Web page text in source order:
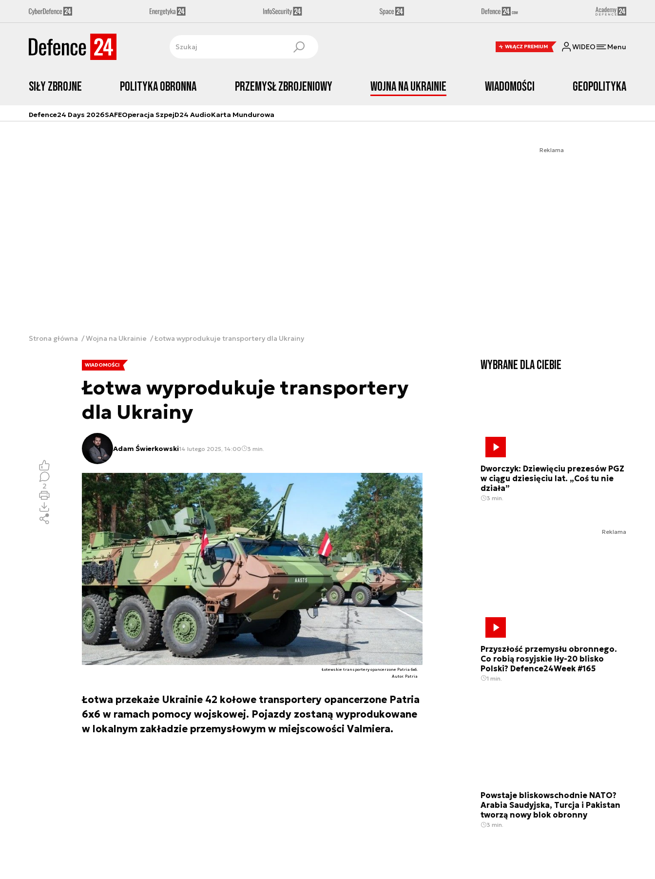
WŁĄCZ PREMIUM WIDEO Menu
Siły zbrojne Polityka obronna Przemysł Zbrojeniowy Wojna na Ukrainie Wiadomości Geopolityka
Defence24 Days 2026SAFEOperacja SzpejD24 AudioKarta Mundurowa
Reklama
Strona główna Wojna na Ukrainie Łotwa wyprodukuje transportery dla Ukrainy
WIADOMOŚCI
Łotwa wyprodukuje transportery
dla Ukrainy
Adam Świerkowski14 lutego 2025, 14:00 3 min.
Łotewskie transportery opancerzone Patria 6x6.
Autor. Patria
Łotwa przekaże Ukrainie 42 kołowe transportery opancerzone Patria
6x6 w ramach pomocy wojskowej. Pojazdy zostaną wyprodukowane
w lokalnym zakładzie przemysłowym w miejscowości Valmiera.
2
Wybrane dla Ciebie
Dworczyk: Dziewięciu prezesów PGZ
w ciągu dziesięciu lat. „Coś tu nie
działa”
3 min.
Reklama
Przyszłość przemysłu obronnego.
Co robią rosyjskie Iły-20 blisko
Polski? Defence24Week #165
1 min.
Powstaje bliskowschodnie NATO?
Arabia Saudyjska, Turcja i Pakistan
tworzą nowy blok obronny
3 min.